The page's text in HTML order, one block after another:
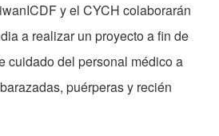
y el CYCH colaborarán
a realizar un proyecto a fin de
cuidado del personal médico a
puérperas y recién